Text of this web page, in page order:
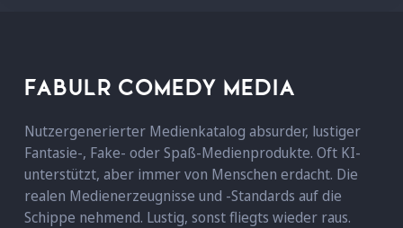
FABULR COMEDY MEDIA
Nutzergenerierter Medienkatalog absurder, lustiger
Fantasie-, Fake- oder Spaß-Medienprodukte. Oft KI-
unterstützt, aber immer von Menschen erdacht. Die
realen Medienerzeugnisse und -Standards auf die
Schippe nehmend. Lustig, sonst fliegts wieder raus.